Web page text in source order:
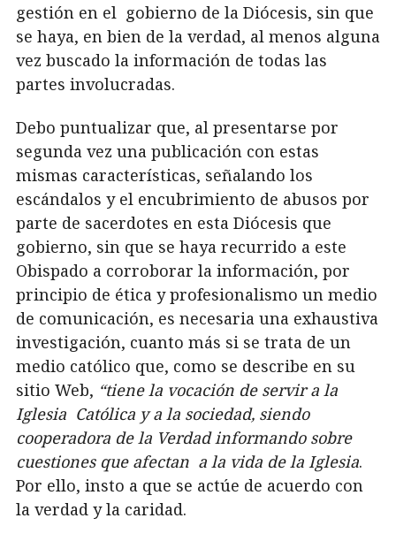
gestión en el gobierno de la Diócesis, sin que
se haya, en bien de la verdad, al menos alguna
vez buscado la información de todas las
partes involucradas.
Debo puntualizar que, al presentarse por
segunda vez una publicación con estas
mismas características, señalando los
escándalos y el encubrimiento de abusos por
parte de sacerdotes en esta Diócesis que
gobierno, sin que se haya recurrido a este
Obispado a corroborar la información, por
principio de ética y profesionalismo un medio
de comunicación, es necesaria una exhaustiva
investigación, cuanto más si se trata de un
medio católico que, como se describe en su
sitio Web, “tiene la vocación de servir a la
Iglesia Católica y a la sociedad, siendo
cooperadora de la Verdad informando sobre
cuestiones que afectan a la vida de la Iglesia.
Por ello, insto a que se actúe de acuerdo con
la verdad y la caridad.